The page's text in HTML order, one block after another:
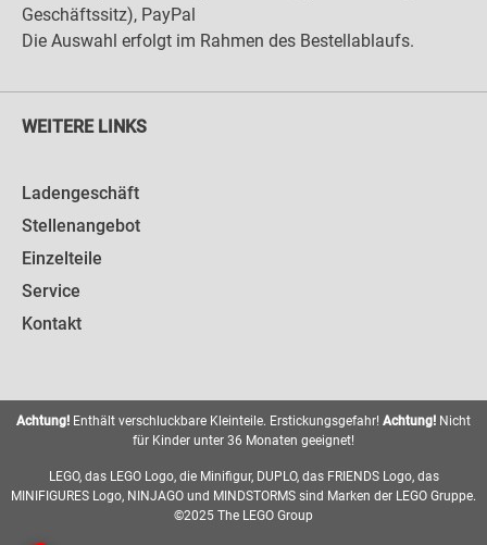
Geschäftssitz), PayPal
Die Auswahl erfolgt im Rahmen des Bestellablaufs.
WEITERE LINKS
Ladengeschäft
Stellenangebot
Einzelteile
Service
Kontakt
Achtung! Enthält verschluckbare Kleinteile. Erstickungsgefahr! Achtung! Nicht
für Kinder unter 36 Monaten geeignet!
LEGO, das LEGO Logo, die Minifigur, DUPLO, das FRIENDS Logo, das
MINIFIGURES Logo, NINJAGO und MINDSTORMS sind Marken der LEGO Gruppe.
©2025 The LEGO Group